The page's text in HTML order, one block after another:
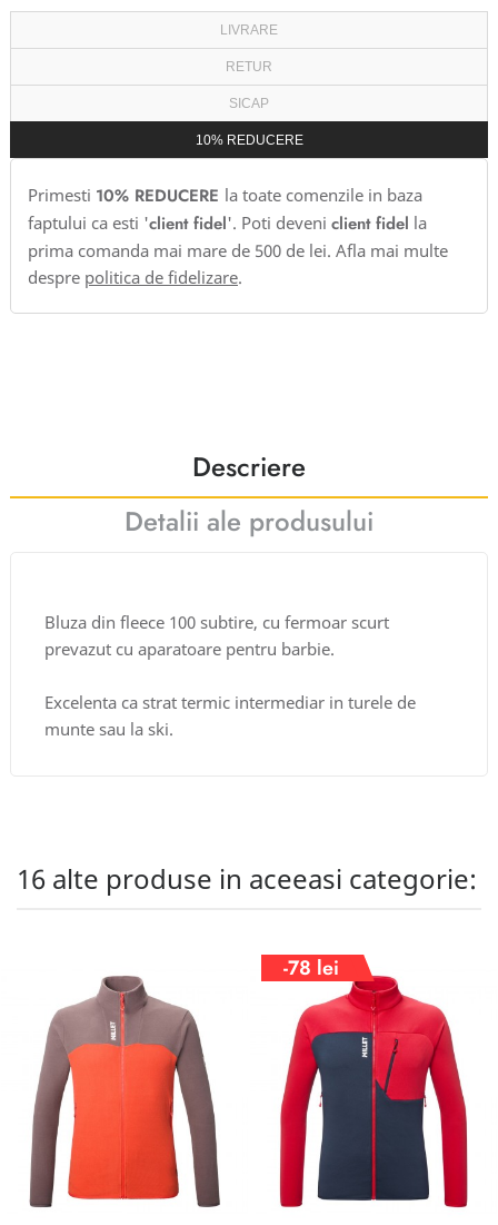
LIVRARE
RETUR
SICAP
10% REDUCERE
Primesti 10% REDUCERE la toate comenzile in baza
faptului ca esti 'client fidel'. Poti deveni client fidel la
prima comanda mai mare de 500 de lei. Afla mai multe
despre politica de fidelizare.
Descriere
Detalii ale produsului
Bluza din fleece 100 subtire, cu fermoar scurt
prevazut cu aparatoare pentru barbie.
Excelenta ca strat termic intermediar in turele de
munte sau la ski.
16 alte produse in aceeasi categorie:
-78 lei